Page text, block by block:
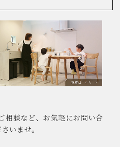
相談など、お気軽にお問い合
いませ。